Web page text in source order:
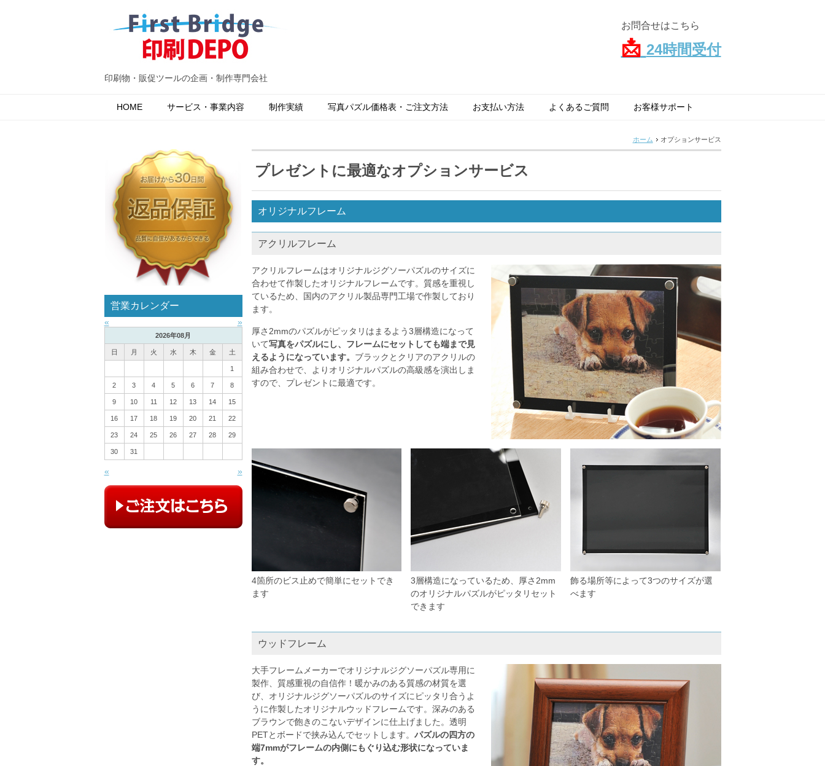
お問合せはこちら
📩 24時間受付
印刷物・販促ツールの企画・制作専門会社
HOME サービス・事業内容 制作実績 写真パズル価格表・ご注文方法 お支払い方法 よくあるご質問 お客様サポート
ホーム オプションサービス
プレゼントに最適なオプションサービス
オリジナルフレーム
アクリルフレーム
アクリルフレームはオリジナルジグソーパズルのサイズに
合わせて作製したオリジナルフレームです。質感を重視し
ているため、国内のアクリル製品専門工場で作製しており
ます。
厚さ2mmのパズルがピッタリはまるよう3層構造になって
いて写真をパズルにし、フレームにセットしても端まで見
えるようになっています。 ブラックとクリアのアクリルの
組み合わせで、よりオリジナルパズルの高級感を演出しま
すので、プレゼントに最適です。
4箇所のビス止めで簡単にセットでき
ます
3層構造になっているため、厚さ2mm
のオリジナルパズルがピッタリセット
できます
飾る場所等によって3つのサイズが選
べます
ウッドフレーム
大手フレームメーカーでオリジナルジグソーパズル専用に
製作、質感重視の自信作！暖かみのある質感の材質を選
び、オリジナルジグソーパズルのサイズにピッタリ合うよ
うに作製したオリジナルウッドフレームです。深みのある
ブラウンで飽きのこないデザインに仕上げました。透明
PETとボードで挟み込んでセットします。 パズルの四方の
端7mmがフレームの内側にもぐり込む形状になっていま
す。
営業カレンダー
« »
2026年08月
日 月 火 水 木 金 土
1
2 3 4 5 6 7 8
9 10 11 12 13 14 15
16 17 18 19 20 21 22
23 24 25 26 27 28 29
30 31
« »